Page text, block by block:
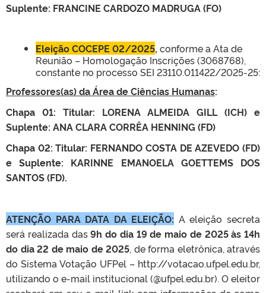
Suplente: FRANCINE CARDOZO MADRUGA (FO)
Eleição COCEPE 02/2025, conforme a Ata de
Reunião – Homologação Inscrições (3068768),
constante no processo SEI 23110.011422/2025-25:
Professores(as) da Área de Ciências Humanas:
Chapa 01: Titular: LORENA ALMEIDA GILL (ICH) e
Suplente: ANA CLARA CORRÊA HENNING (FD)
Chapa 02: Titular: FERNANDO COSTA DE AZEVEDO (FD)
e Suplente: KARINNE EMANOELA GOETTEMS DOS
SANTOS (FD).
ATENÇÃO PARA DATA DA ELEIÇÃO: A eleição secreta
será realizada das9h do dia 19 de maio de 2025 às 14h
do dia 22 de maio de 2025, de forma eletrônica, através
do Sistema Votação UFPel – http://votacao.ufpel.edu.br,
utilizando o e-mail institucional (@ufpel.edu.br). O eleitor